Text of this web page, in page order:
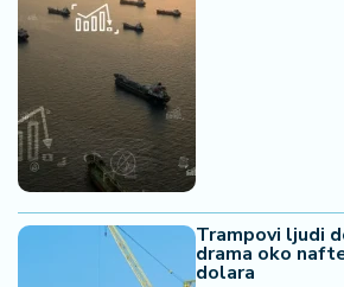
Trampovi ljudi
drama oko
dolara